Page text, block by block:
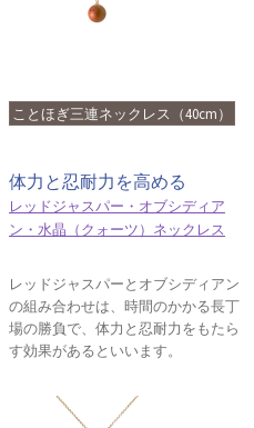
ことほぎ三連ネックレス（40cm）
体力と忍耐力を高める
レッドジャスパー・オブシディア
ン・水晶（クォーツ）ネックレス
レッドジャスパーとオブシディアン
の組み合わせは、時間のかかる長丁
場の勝負で、体力と忍耐力をもたら
す効果があるといいます。